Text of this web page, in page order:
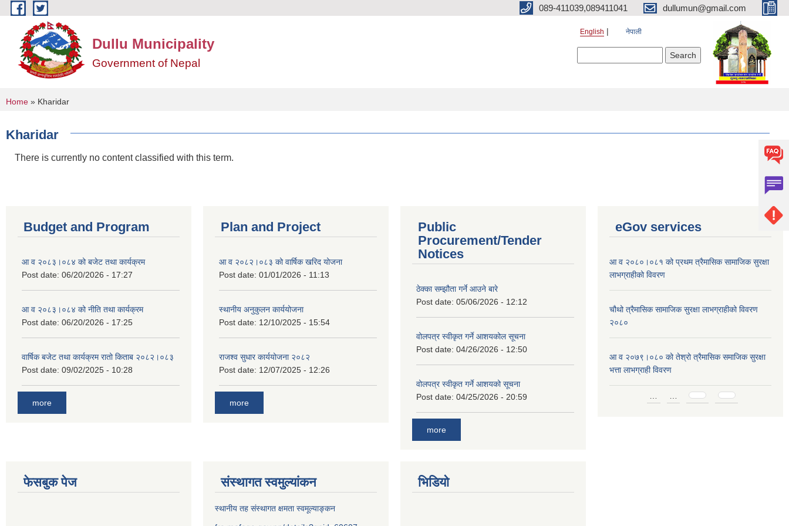
Skip to main content 089-411039,089411041 dullumun@gmail.com
Dullu Municipality
Government of Nepal
English नेपाली
You are here
Home » Kharidar
Kharidar
There is currently no content classified with this term.
Budget and Program
आ व २०८३।०८४ को बजेट तथा कार्यक्रम
Post date: 06/20/2026 - 17:27
आ व २०८३।०८४ को नीति तथा कार्यक्रम
Post date: 06/20/2026 - 17:25
वार्षिक बजेट तथा कार्यक्रम रातो किताब २०८२।०८३
Post date: 09/02/2025 - 10:28
more
Plan and Project
आ व २०८२।०८३ को वार्षिक खरिद योजना
Post date: 01/01/2026 - 11:13
स्थानीय अनुकुलन कार्ययोजना
Post date: 12/10/2025 - 15:54
राजश्व सुधार कार्ययोजना २०८२
Post date: 12/07/2025 - 12:26
more
Public
Procurement/Tender
Notices
ठेक्का सम्झौता गर्ने आउने बारे
Post date: 05/06/2026 - 12:12
वोलपत्र स्वीकृत गर्ने आशयकोल सूचना
Post date: 04/26/2026 - 12:50
वोलपत्र स्वीकृत गर्ने आशयको सूचना
Post date: 04/25/2026 - 20:59
more
eGov services
आ व २०८०।०८१ को प्रथम त्रैमासिक सामाजिक सुरक्षा
लाभग्राहीको विवरण
चौथो त्रैमासिक सामाजिक सुरक्षा लाभग्राहीको विवरण
२०८०
आ व २०७९।०८० को तेश्रो त्रैमासिक समाजिक सुरक्षा
भत्ता लाभग्राही विवरण
Pages
फेसबुक पेज संस्थागत स्वमुल्यांकन
स्थानीय तह संस्थागत क्षमता स्वमूल्याङ्कन
भिडियो